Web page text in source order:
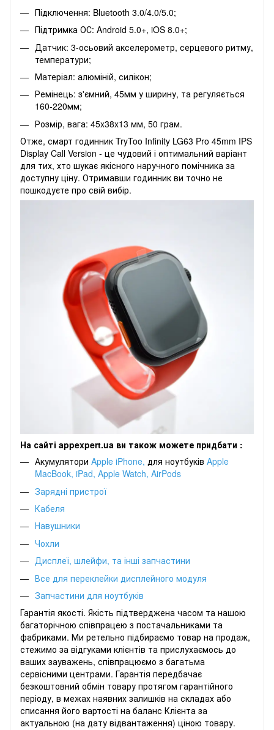
Підключення: Bluetooth 3.0/4.0/5.0;
Підтримка ОС: Android 5.0+, iOS 8.0+;
Датчик: 3-осьовий акселерометр, серцевого ритму,
температури;
Матеріал: алюміній, силікон;
Ремінець: з'ємний, 45мм у ширину, та регуляється
160-220мм;
Розмір, вага: 45x38x13 мм, 50 грам.
Отже, смарт годинник TryToo Infinity LG63 Pro 45mm IPS
Display Call Version - це чудовий і оптимальний варіант
для тих, хто шукає якісного наручного помічника за
доступну ціну. Отримавши годинник ви точно не
пошкодуєте про свій вибір.
На сайті appexpert.ua ви також можете придбати :
Акумулятори Apple iPhone, для ноутбуків Apple
MacBook, iPad, Apple Watch, AirPods
Зарядні пристрої
Кабеля
Навушники
Чохли
Дисплеї, шлейфи, та інші запчастини
Все для переклейки дисплейного модуля
Запчастини для ноутбуків
Гарантія якості. Якість підтверджена часом та нашою
багаторічною співпрацею з постачальниками та
фабриками. Ми ретельно підбираємо товар на продаж,
стежимо за відгуками клієнтів та прислухаємось до
ваших зауважень, співпрацюємо з багатьма
сервісними центрами. Гарантія передбачає
безкоштовний обмін товару протягом гарантійного
періоду, в межах наявних залишків на складах або
списання його вартості на баланс Клієнта за
актуальною (на дату відвантаження) ціною товару.